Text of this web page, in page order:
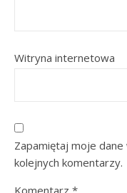
Witryna internetowa
Zapamiętaj moje
kolejnych komentarzy.
Komentarz *